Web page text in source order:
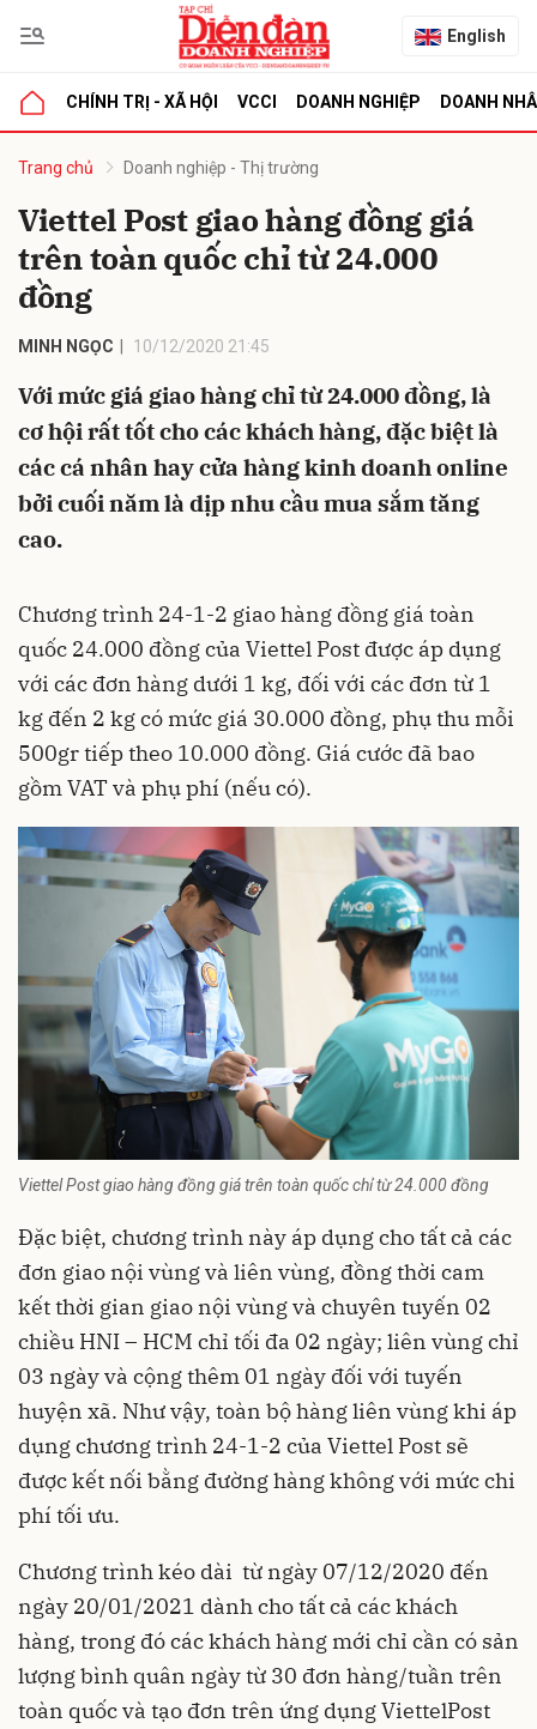
English
CHÍNH TRỊ - XÃ HỘI VCCI DOANH NGHIỆP DOANH
Trang chủ Doanh nghiệp - Thị trường
Viettel Post giao hàng đồng giá
trên toàn quốc chỉ từ 24.000
đồng
MINH NGỌC 10/12/2020 21:45
Với mức giá giao hàng chỉ từ 24.000 đồng, là
cơ hội rất tốt cho các khách hàng, đặc biệt là
các cá nhân hay cửa hàng kinh doanh online
bởi cuối năm là dịp nhu cầu mua sắm tăng
cao.
Chương trình 24-1-2 giao hàng đồng giá toàn
quốc 24.000 đồng của Viettel Post được áp dụng
với các đơn hàng dưới 1 kg, đối với các đơn từ 1
kg đến 2 kg có mức giá 30.000 đồng, phụ thu mỗi
500gr tiếp theo 10.000 đồng. Giá cước đã bao
gồm VAT và phụ phí (nếu có).
Viettel Post giao hàng đồng giá trên toàn quốc chỉ từ 24.000 đồng
Đặc biệt, chương trình này áp dụng cho tất cả các
đơn giao nội vùng và liên vùng, đồng thời cam
kết thời gian giao nội vùng và chuyên tuyến 02
chiều HNI – HCM chỉ tối đa 02 ngày; liên vùng chỉ
03 ngày và cộng thêm 01 ngày đối với tuyến
huyện xã. Như vậy, toàn bộ hàng liên vùng khi áp
dụng chương trình 24-1-2 của Viettel Post sẽ
được kết nối bằng đường hàng không với mức chi
phí tối ưu.
Chương trình kéo dài từ ngày 07/12/2020 đến
ngày 20/01/2021 dành cho tất cả các khách
hàng, trong đó các khách hàng mới chỉ cần có sản
lượng bình quân ngày từ 30 đơn hàng/tuần trên
toàn quốc và tạo đơn trên ứng dụng ViettelPost
luận
Hủy